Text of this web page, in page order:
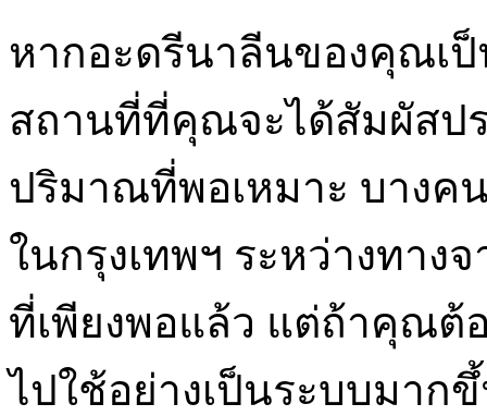
หากอะดรีนาลีนของคุณเ
สถานที่ที่คุณจะได้สัมผัสป
ปริมาณที่พอเหมาะ บางค
ในกรุงเทพฯ ระหว่างทา
ที่เพียงพอแล้ว แต่ถ้าคุณ
ไปใช้อย่างเป็นระบบมา